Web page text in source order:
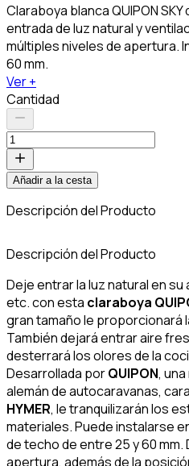
Claraboya blanca QUIPON
entrada de luz natural y
múltiples niveles de apertura.
60 mm.
Ver +
Cantidad
Añadir a la cesta
Descripción del Producto
Descripción del Producto
Deje entrar la luz natural en
etc. con esta claraboya
gran tamaño le proporcionará
También dejará entrar aire
desterrará los olores de la
Desarrollada porQUIPON,
alemán de autocaravanas,
HYMER, le tranquilizarán los
materiales. Puede instalarse
de techo de entre 25 y 60 mm.
apertura, además de la